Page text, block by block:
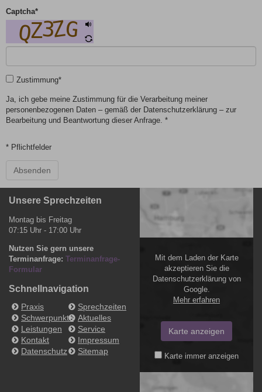
Captcha*
Zustimmung*
Ja, ich gebe meine Zustimmung für die Verarbeitung meiner
personenbezogenen Daten – gemäß der Datenschutzerklärung – zur
Bearbeitung und Beantwortung dieser Anfrage. *
* Pflichtfelder
Absenden
Unsere Sprechzeiten
Montag bis Freitag
07:15 Uhr - 17:00 Uhr
Nutzen Sie gern unsere
Terminanfrage: Terminanfrage-
Formular
Schnellnavigation
Praxis
Sprechzeiten
Schwerpunkte Aktuelles
Leistungen
Service
Kontakt
Impressum
Datenschutz
Sitemap
Mit dem Laden der Karte
akzeptieren Sie die
Datenschutzerklärung von
Google.
Mehr erfahren
Karte anzeigen
Karte immer anzeigen